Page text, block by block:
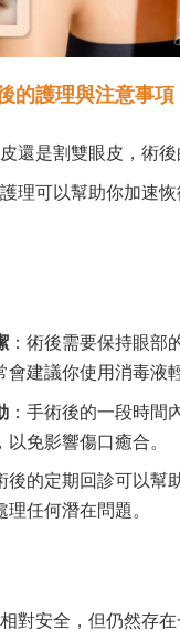
的護理與注意事項
還是割雙眼皮，術
理可以幫助你加速
：術後需要保持眼部
會建議你使用消毒液
：手術後的一段時間
以免影響傷口癒合。
後的定期回診可以幫
任何潛在問題。
對安全，但仍然存